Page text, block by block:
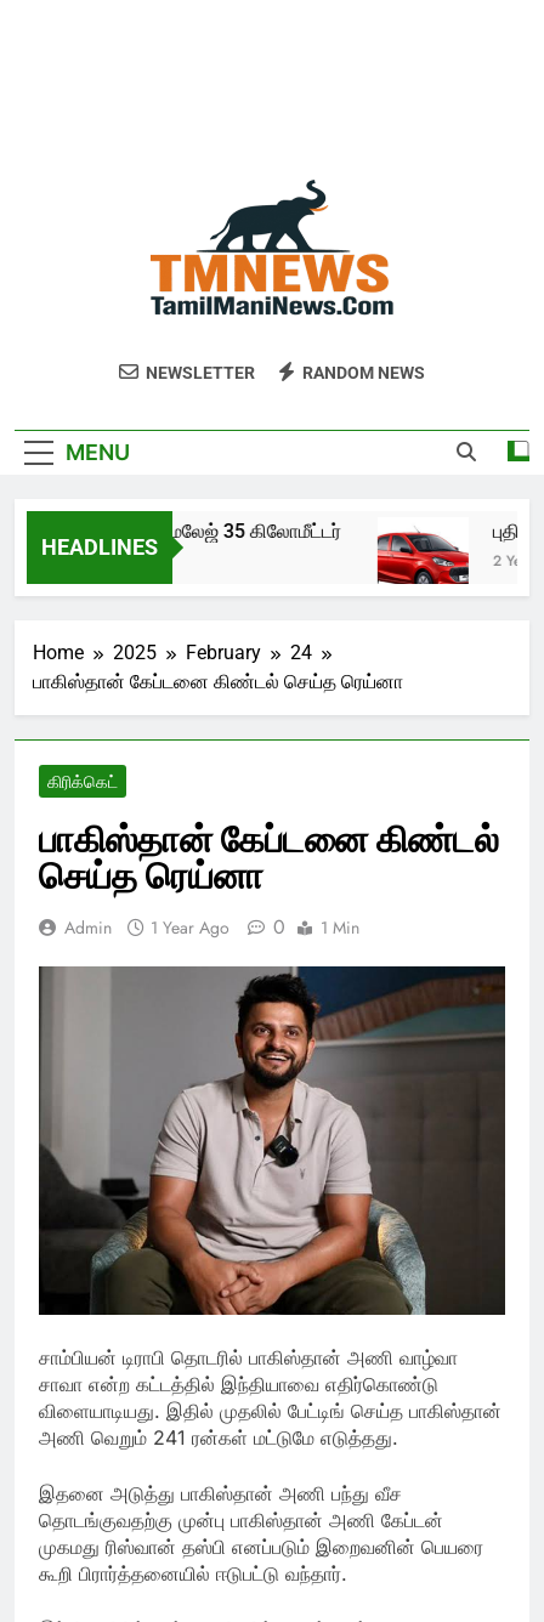
NEWSLETTER RANDOM NEWS
MENU
HEADLINES
கே10 இன் மைலேஜ் 35 கிலோமீட்டர்
2 Years
Home 2025 February
24
பாகிஸ்தான் கேப்டனை கிண்டல் செய்த ரெய்னா
கிரிக்கெட்
பாகிஸ்தான் கேப்டனை கிண்டல்
செய்த ரெய்னா
Admin 1 Year Ago 0 1 Min
சாம்பியன் டிராபி தொடரில் பாகிஸ்தான் அணி வாழ்வா
சாவா என்ற கட்டத்தில் இந்தியாவை எதிர்கொண்டு
விளையாடியது. இதில் முதலில் பேட்டிங் செய்த பாகிஸ்தான்
அணி வெறும் 241 ரன்கள் மட்டுமே எடுத்தது.
இதனை அடுத்து பாகிஸ்தான் அணி பந்து வீச
தொடங்குவதற்கு முன்பு பாகிஸ்தான் அணி கேப்டன்
முகமது ரிஸ்வான் தஸ்பி எனப்படும் இறைவனின் பெயரை
கூறி பிரார்த்தனையில் ஈடுபட்டு வந்தார்.